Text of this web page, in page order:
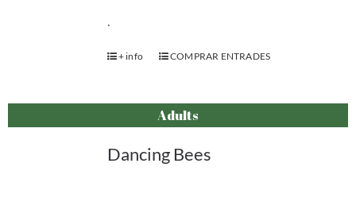
.
+ info COMPRAR ENTRADES
Adults
Dancing Bees